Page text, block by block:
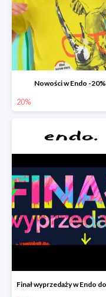
Nowości w Endo -20%
20%